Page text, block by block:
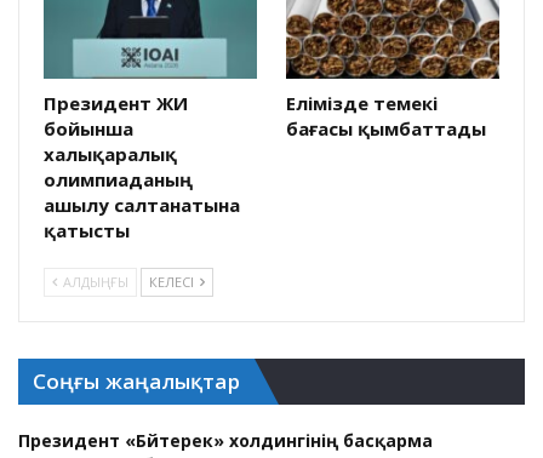
Президент ЖИ
бойынша
халықаралық
олимпиаданың
ашылу салтанатына
қатысты
Елімізде темекі
бағасы қымбаттады
АЛДЫҢҒЫ КЕЛЕСІ
Соңғы жаңалықтар
Президент «Бәйтерек» холдингінің басқарма